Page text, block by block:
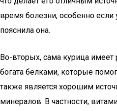
время болезни, особенно если
пояснила она.
Во-вторых, сама курица
богата белками, которые
также является хорошим
минералов. В частности,